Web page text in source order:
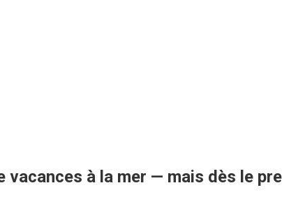
vacances à la mer — mais dès le